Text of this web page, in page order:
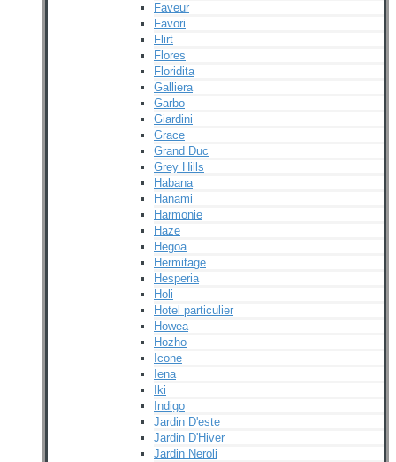
Faveur
Favori
Flirt
Flores
Floridita
Galliera
Garbo
Giardini
Grace
Grand Duc
Grey Hills
Habana
Hanami
Harmonie
Haze
Hegoa
Hermitage
Hesperia
Holi
Hotel particulier
Howea
Hozho
Icone
Iena
Iki
Indigo
Jardin D'este
Jardin D'Hiver
Jardin Neroli